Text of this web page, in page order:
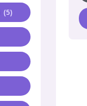
(5)